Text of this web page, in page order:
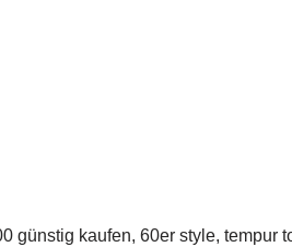
günstig kaufen, 60er style,